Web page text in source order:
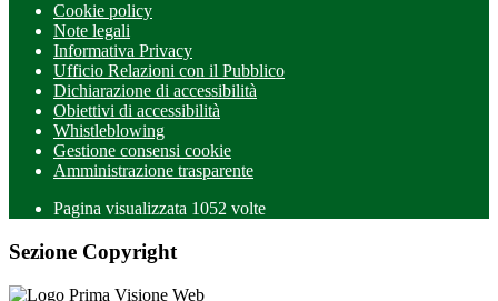
Cookie policy
Note legali
Informativa Privacy
Ufficio Relazioni con il Pubblico
Dichiarazione di accessibilità
Obiettivi di accessibilità
Whistleblowing
Gestione consensi cookie
Amministrazione trasparente
Pagina visualizzata 1052 volte
Sezione Copyright